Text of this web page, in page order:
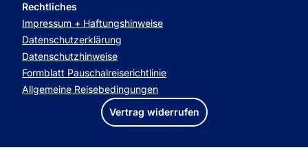
Rechtliches
Impressum + Haftungshinweise
Datenschutzerklärung
Datenschutzhinweise
Formblatt Pauschalreiserichtlinie
Allgemeine Reisebedingungen
Vertrag widerrufen